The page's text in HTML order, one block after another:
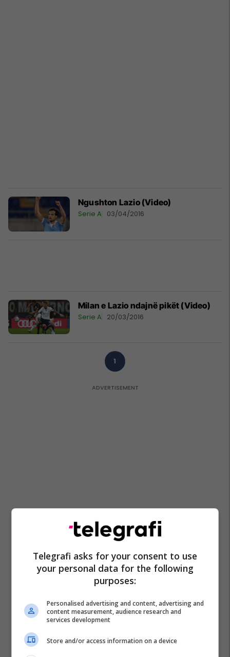
Ngushton Lazio (Video)
Serie A 03/04/2016
Milan e Lazio ndajnë pikët (Video)
Serie A 20/03/2016
1
Telegrafi asks for your consent to use
your personal data for the following
purposes:
Personalised advertising and content, advertising and
content measurement, audience research and
services development
Store and/or access information on a device